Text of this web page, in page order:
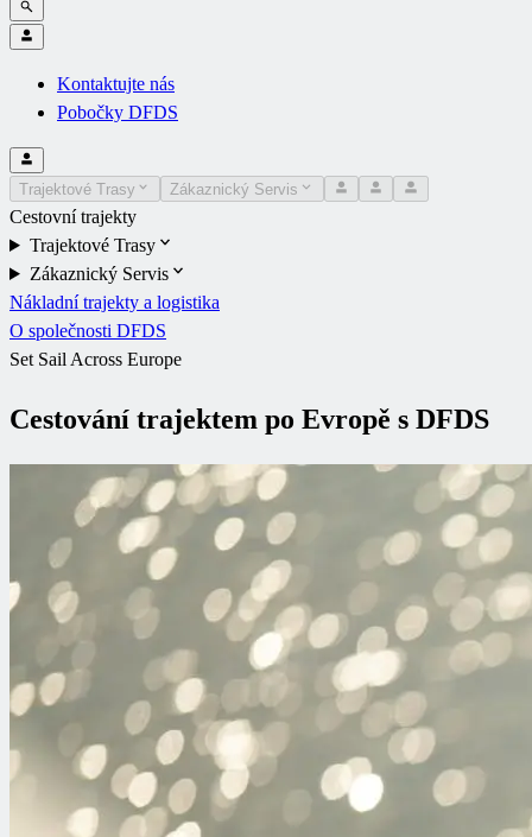
Kontaktujte nás
Pobočky DFDS
Trajektové Trasy Zákaznický Servis
Cestovní trajekty
Trajektové Trasy
Zákaznický Servis
Nákladní trajekty a logistika
O společnosti DFDS
Set Sail Across Europe
Cestování trajektem po Evropě s DFDS